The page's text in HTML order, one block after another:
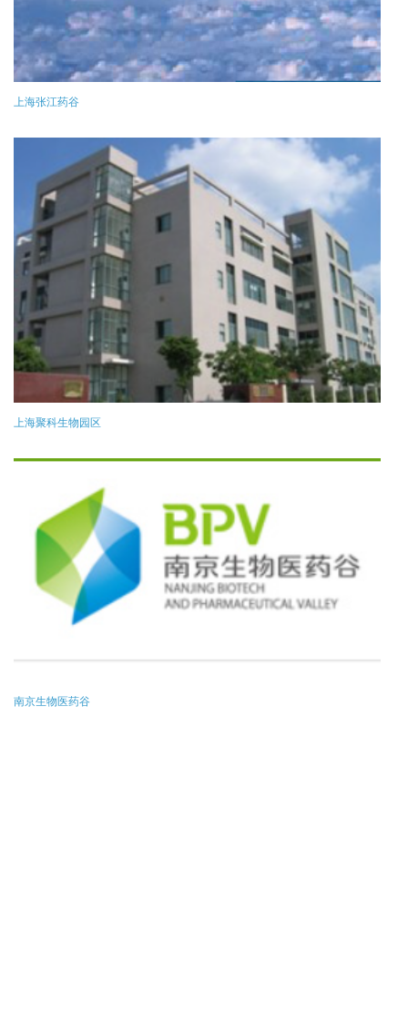
上海张江药谷
上海聚科生物园区
南京生物医药谷